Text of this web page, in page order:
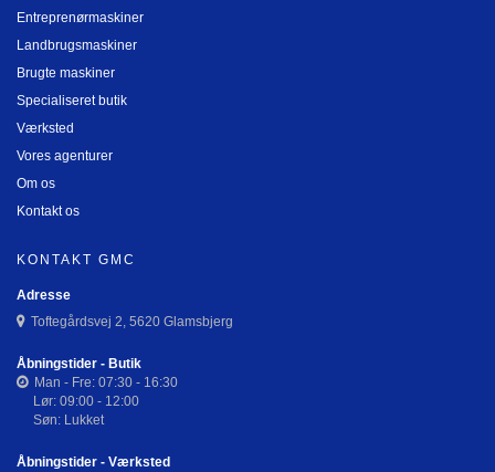
Entreprenørmaskiner
Landbrugsmaskiner
Brugte maskiner
Specialiseret butik
Værksted
Vores agenturer
Om os
Kontakt os
KONTAKT GMC
Adresse
Toftegårdsvej 2, 5620 Glamsbjerg
Åbningstider - Butik
Man - Fre: 07:30 - 16:30
Lør: 09:00 - 12:00
Søn: Lukket
Åbningstider - Værksted